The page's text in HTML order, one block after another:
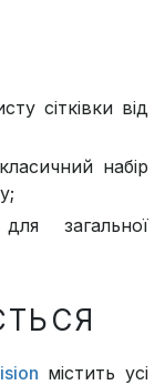
сітківки від
набір
загальної
містить усі